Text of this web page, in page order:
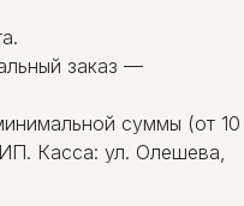
заказ —
суммы (от 10
Касса: ул. Олешева,